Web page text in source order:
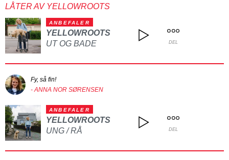
LÅTER AV YELLOWROOTS
ANBEFALER
YELLOWROOTS
UT OG BADE
DEL
Fy, så fin!
- ANNA NOR SØRENSEN
ANBEFALER
YELLOWROOTS
UNG / RÅ
DEL